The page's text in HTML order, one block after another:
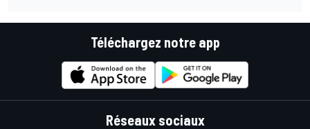
Téléchargez notre app
Réseaux sociaux